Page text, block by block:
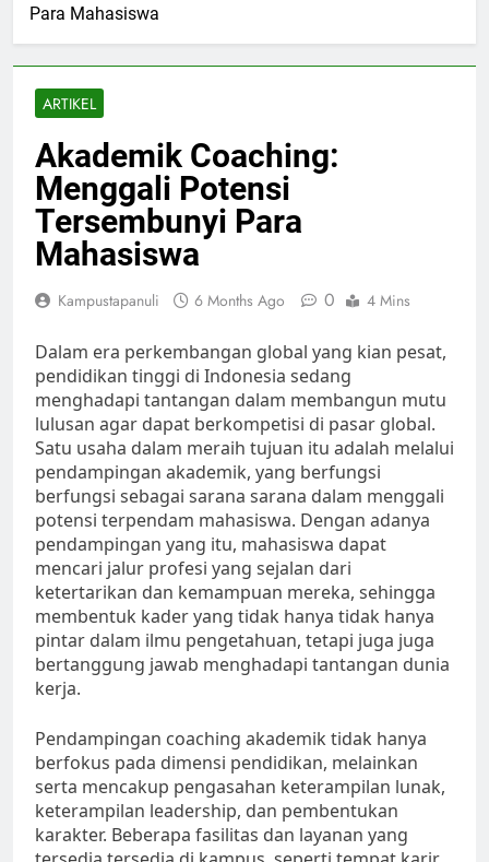
Para Mahasiswa
ARTIKEL
Akademik Coaching:
Menggali Potensi
Tersembunyi Para
Mahasiswa
Kampustapanuli 6 Months Ago 0 4 Mins
Dalam era perkembangan global yang kian pesat,
pendidikan tinggi di Indonesia sedang
menghadapi tantangan dalam membangun mutu
lulusan agar dapat berkompetisi di pasar global.
Satu usaha dalam meraih tujuan itu adalah melalui
pendampingan akademik, yang berfungsi
berfungsi sebagai sarana sarana dalam menggali
potensi terpendam mahasiswa. Dengan adanya
pendampingan yang itu, mahasiswa dapat
mencari jalur profesi yang sejalan dari
ketertarikan dan kemampuan mereka, sehingga
membentuk kader yang tidak hanya tidak hanya
pintar dalam ilmu pengetahuan, tetapi juga juga
bertanggung jawab menghadapi tantangan dunia
kerja.
Pendampingan coaching akademik tidak hanya
berfokus pada dimensi pendidikan, melainkan
serta mencakup pengasahan keterampilan lunak,
keterampilan leadership, dan pembentukan
karakter. Beberapa fasilitas dan layanan yang